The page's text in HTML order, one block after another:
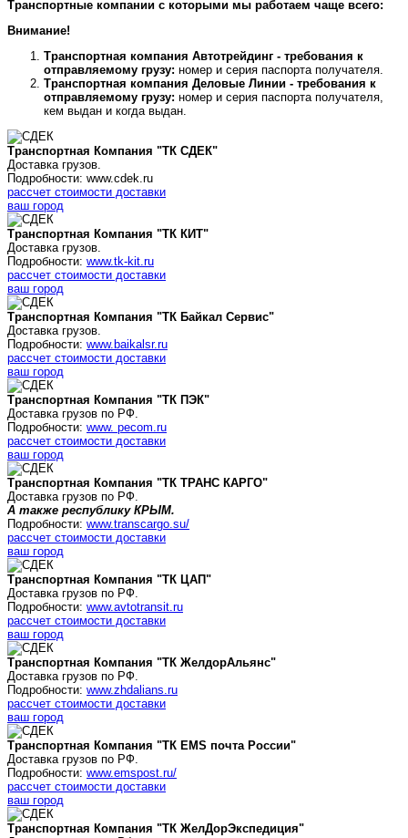
Транспортные компании с которыми мы работаем чаще всего:
Внимание!
Транспортная компания Автотрейдинг - требования к
отправляемому грузу: номер и серия паспорта получателя.
Транспортная компания Деловые Линии - требования к
отправляемому грузу: номер и серия паспорта получателя,
кем выдан и когда выдан.
Транспортная Компания "ТК СДЕК"
Доставка грузов.
Подробности: www.cdek.ru
рассчет стоимости доставки
ваш город
Транспортная Компания "ТК КИТ"
Доставка грузов.
Подробности: www.tk-kit.ru
рассчет стоимости доставки
ваш город
Транспортная Компания "ТК Байкал Сервис"
Доставка грузов.
Подробности: www.baikalsr.ru
рассчет стоимости доставки
ваш город
Транспортная Компания "ТК ПЭК"
Доставка грузов по РФ.
Подробности: www. pecom.ru
рассчет стоимости доставки
ваш город
Транспортная Компания "ТК ТРАНС КАРГО"
Доставка грузов по РФ.
А также республику КРЫМ.
Подробности: www.transcargo.su/
рассчет стоимости доставки
ваш город
Транспортная Компания "ТК ЦАП"
Доставка грузов по РФ.
Подробности: www.avtotransit.ru
рассчет стоимости доставки
ваш город
Транспортная Компания "ТК ЖелдорАльянс"
Доставка грузов по РФ.
Подробности: www.zhdalians.ru
рассчет стоимости доставки
ваш город
Транспортная Компания "ТК EMS почта России"
Доставка грузов по РФ.
Подробности: www.emspost.ru/
рассчет стоимости доставки
ваш город
Транспортная Компания "ТК ЖелДорЭкспедиция"